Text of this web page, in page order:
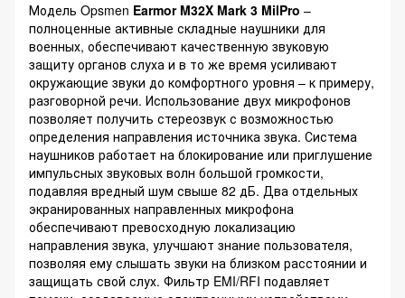
Модель Opsmen Earmor M32X Mark 3 MilPro –
полноценные активные складные наушники для
военных, обеспечивают качественную звуковую
защиту органов слуха и в то же время усиливают
окружающие звуки до комфортного уровня – к примеру,
разговорной речи. Использование двух микрофонов
позволяет получить стереозвук с возможностью
определения направления источника звука. Система
наушников работает на блокирование или приглушение
импульсных звуковых волн большой громкости,
подавляя вредный шум свыше 82 дБ. Два отдельных
экранированных направленных микрофона
обеспечивают превосходную локализацию
направления звука, улучшают знание пользователя,
позволяя ему слышать звуки на близком расстоянии и
защищать свой слух. Фильтр EMI/RFI подавляет